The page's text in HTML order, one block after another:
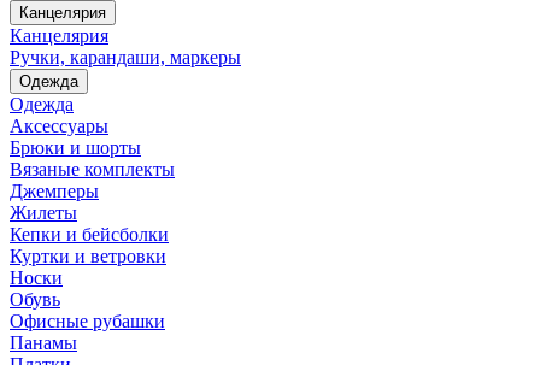
Канцелярия
Канцелярия
Ручки, карандаши, маркеры
Одежда
Одежда
Аксессуары
Брюки и шорты
Вязаные комплекты
Джемперы
Жилеты
Кепки и бейсболки
Куртки и ветровки
Носки
Обувь
Офисные рубашки
Панамы